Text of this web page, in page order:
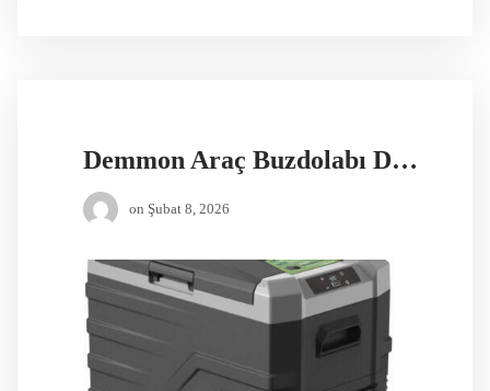
Demmon Araç Buzdolabı DMT40
on Şubat 8, 2026